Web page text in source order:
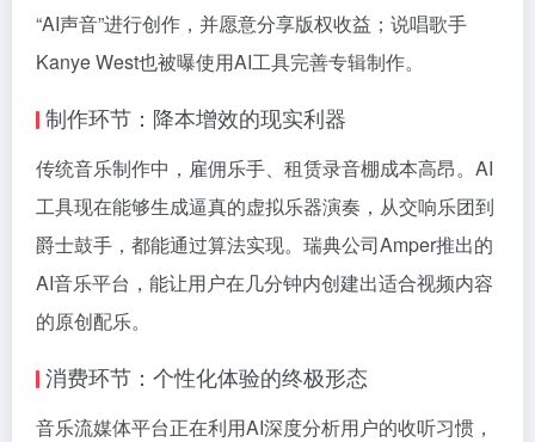
“AI声音”进行创作，并愿意分享版权收益；说唱歌手
Kanye West也被曝使用AI工具完善专辑制作。
制作环节：降本增效的现实利器
传统音乐制作中，雇佣乐手、租赁录音棚成本高昂。AI
工具现在能够生成逼真的虚拟乐器演奏，从交响乐团到
爵士鼓手，都能通过算法实现。瑞典公司Amper推出的
AI音乐平台，能让用户在几分钟内创建出适合视频内容
的原创配乐。
消费环节：个性化体验的终极形态
音乐流媒体平台正在利用AI深度分析用户的收听习惯，